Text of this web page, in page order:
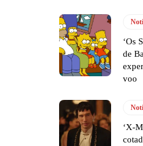
‘Os
de
voo
‘X-